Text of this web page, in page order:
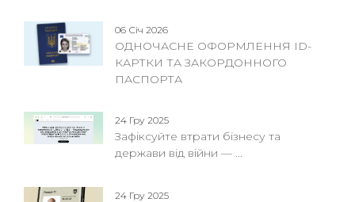
06 Січ 2026
ОДНОЧАСНЕ ОФОРМЛЕННЯ ID-
КАРТКИ ТА ЗАКОРДОННОГО
ПАСПОРТА
24 Гру 2025
Зафіксуйте втрати бізнесу та
держави від війни — ...
24 Гру 2025